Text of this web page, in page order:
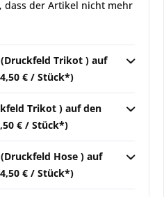
dass der Artikel nicht mehr
Trikot ) auf
€ / Stück*)
Trikot ) auf den
€ / Stück*)
Hose ) auf
€ / Stück*)